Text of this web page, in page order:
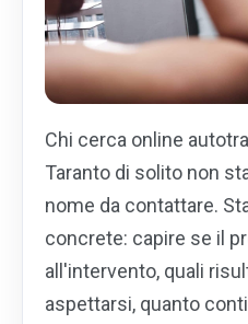
Chi cerca online
Taranto di solito non
nome da contattare.
concrete: capire se il
all'intervento, quali
aspettarsi, quanto